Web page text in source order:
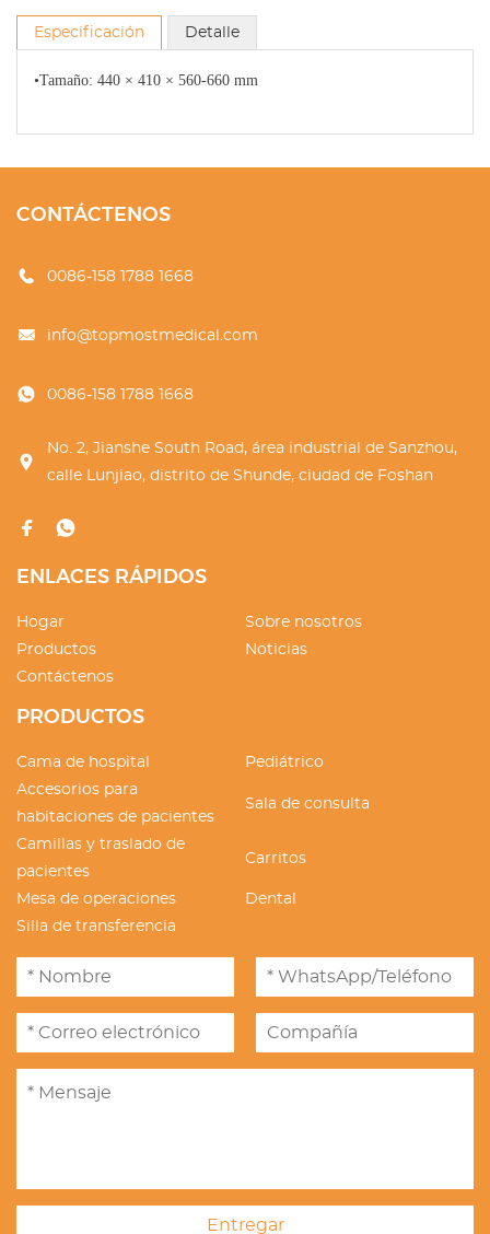
Especificación Detalle
•Tamaño: 440 × 410 × 560-660 mm
CONTÁCTENOS
0086-158 1788 1668
info@topmostmedical.com
0086-158 1788 1668
No. 2, Jianshe South Road, área industrial de Sanzhou,
calle Lunjiao, distrito de Shunde, ciudad de Foshan
ENLACES RÁPIDOS
Hogar
Sobre nosotros
Productos
Noticias
Contáctenos
PRODUCTOS
Cama de hospital
Pediátrico
Accesorios para
habitaciones de pacientes
Sala de consulta
Camillas y traslado de
pacientes
Carritos
Mesa de operaciones
Dental
Silla de transferencia
Entregar